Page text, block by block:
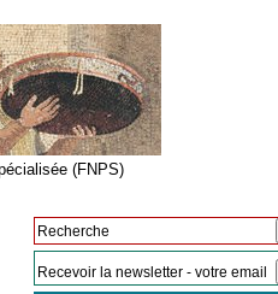
(FNPS)